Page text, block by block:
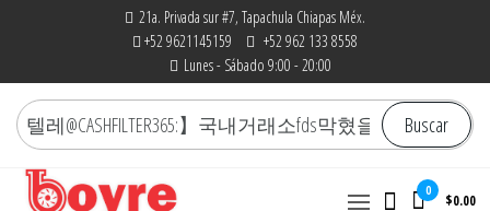
21a. Privada sur #7, Tapachula Chiapas Méx.
+52 9621145159
+52 962 133 8558
Lunes - Sábado 9:00 - 20:00
Buscar
por:
Buscar
0
$0.00